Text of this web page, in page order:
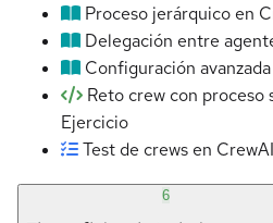
Proceso jerárquico en
Delegación entre
Configuración
Reto crew con proceso
Ejercicio
Test de crews en CrewAI
6